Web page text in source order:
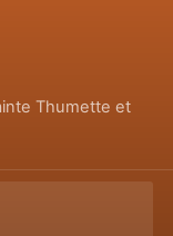
Thumette et